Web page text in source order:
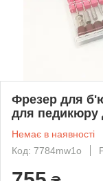
Фрезер для
для педикюру
Немає в наявності
Код: 7784mw1o